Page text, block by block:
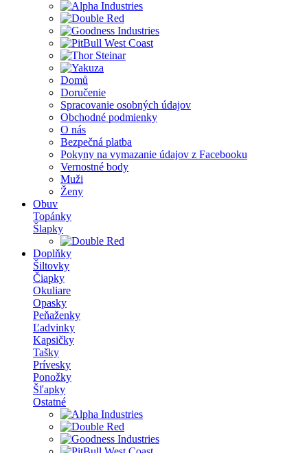
Domů
Doručenie
Spracovanie osobných údajov
Obchodné podmienky
O nás
Bezpečná platba
Pokyny na vymazanie údajov z Facebooku
Vernostné body
Muži
Ženy
Obuv
Topánky
Šlapky
Doplňky
Šiltovky
Čiapky
Okuliare
Opasky
Peňaženky
Ľadvinky
Kapsičky
Tašky
Prívesky
Ponožky
Šľapky
Ostatné